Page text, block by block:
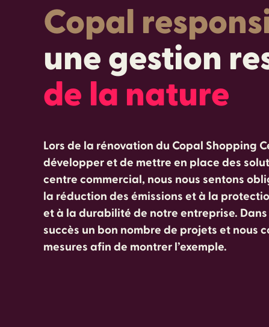
Copal
une gestion
de la nature
Lors de la rénovation du Copal Shopping
développer et de mettre en place des
centre commercial, nous nous sentons
la réduction des émissions et à la
et à la durabilité de notre entreprise.
succès un bon nombre de projets et nous
mesures afin de montrer l’exemple.